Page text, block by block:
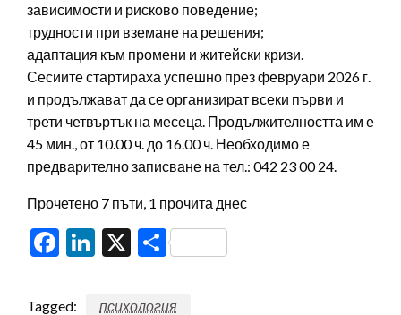
зависимости и рисково поведение;
трудности при вземане на решения;
адаптация към промени и житейски кризи.
Сесиите стартираха успешно през февруари 2026 г.
и продължават да се организират всеки първи и
трети четвъртък на месеца. Продължителността им е
45 мин., от 10.00 ч. до 16.00 ч. Необходимо е
предварително записване на тел.: 042 23 00 24.
Прочетено 7 пъти, 1 прочита днес
Facebook
LinkedIn
X Share
Tagged: психология